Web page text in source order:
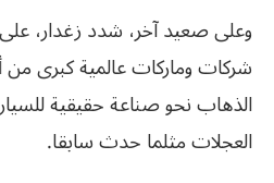
وعلى صعيد آخر، شدد زغدار،
شركات وماركات عالمية كبرى من
الذهاب نحو صناعة حقيقية
العجلات مثلما حدث سابقا.